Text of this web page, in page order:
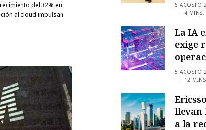
del 32% en
al cloud impulsan
6 AGOSTO
4 MINS.
La IA
exige
5 AGOSTO
12
llevan
a la